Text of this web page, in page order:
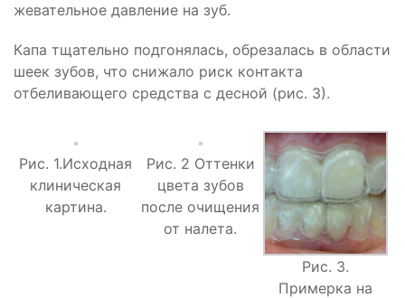
жевательное давление на зуб.
Капа тщательно подгонялась, обрезалась в области
шеек зубов, что снижало риск контакта
отбеливающего средства с десной (рис. 3).
Рис. 1.Исходная
клиническая
картина.
Рис. 2 Оттенки
цвета зубов
после очищения
от налета.
Рис. 3.
Примерка на